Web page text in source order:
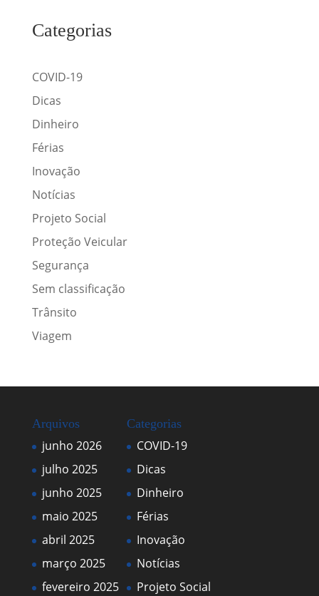
Categorias
COVID-19
Dicas
Dinheiro
Férias
Inovação
Notícias
Projeto Social
Proteção Veicular
Segurança
Sem classificação
Trânsito
Viagem
Arquivos
junho 2026
julho 2025
junho 2025
maio 2025
abril 2025
março 2025
fevereiro 2025
Categorias
COVID-19
Dicas
Dinheiro
Férias
Inovação
Notícias
Projeto Social